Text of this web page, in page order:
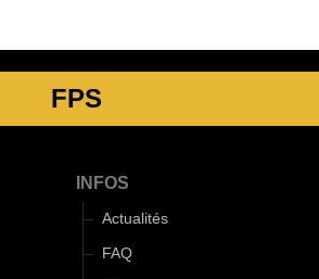
FPS
INFOS
Actualités
FAQ